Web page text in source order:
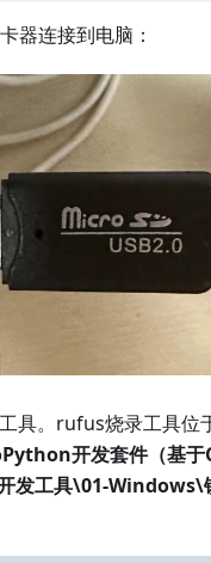
器连接到电脑：
具。rufus烧录工具位
开发套件（基
发工具\01-Windows\